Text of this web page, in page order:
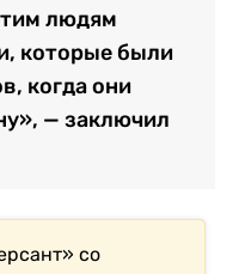
людям
которые были
когда они
— заключил
со